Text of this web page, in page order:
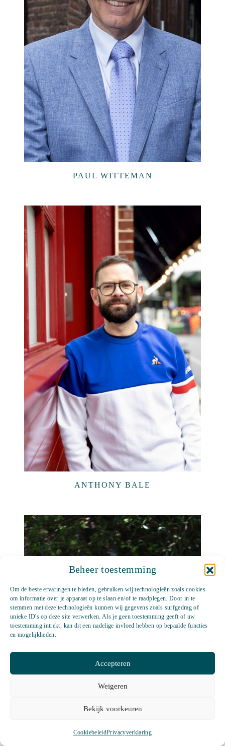
Beheer toestemming
Om de beste ervaringen te bieden, gebruiken wij technologieën zoals cookies
om informatie over je apparaat op te slaan en/of te raadplegen. Door in te
stemmen met deze technologieën kunnen wij gegevens zoals surfgedrag of
unieke ID's op deze site verwerken. Als je geen toestemming geeft of uw
toestemming intrekt, kan dit een nadelige invloed hebben op bepaalde functies
en mogelijkheden.
Accepteren
Weigeren
Bekijk voorkeuren
CookiebeleidPrivacyverklaring
PAUL WITTEMAN
ANTHONY BALE